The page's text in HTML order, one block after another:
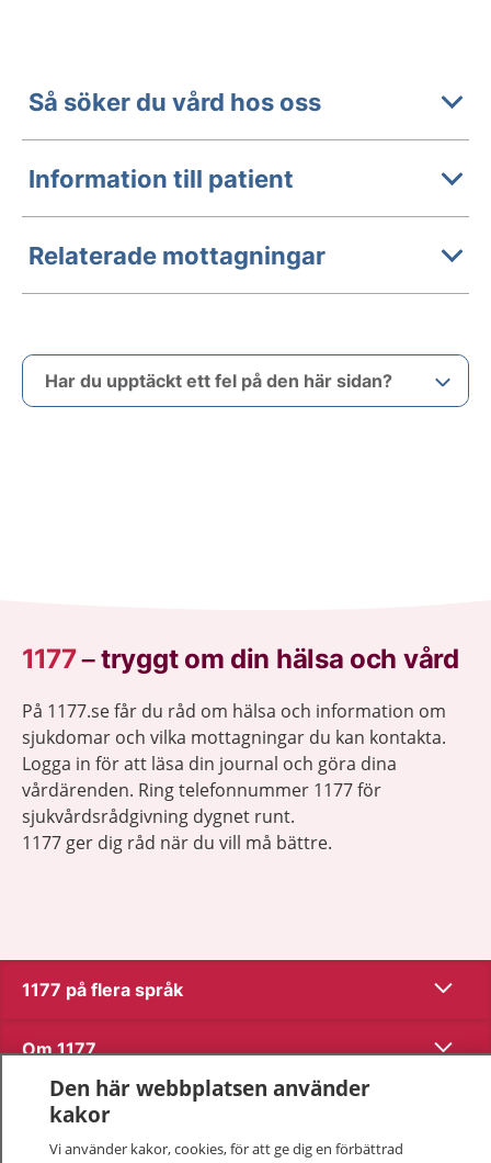
Så söker du vård hos oss
Information till patient
Relaterade mottagningar
Har du upptäckt ett fel på den här sidan?
1177–tryggt om din hälsa och vård
På 1177.se får du råd om hälsa och information om
sjukdomar och vilka mottagningar du kan kontakta.
Logga in för att läsa din journal och göra dina
vårdärenden. Ring telefonnummer 1177 för
sjukvårdsrådgivning dygnet runt.
1177 ger dig råd när du vill må bättre.
1177 på flera språk Visa
Om 1177 Visa
Kontakt
Den här webbplatsen använder
kakor
Vi använder kakor, cookies, för att ge dig en förbättrad